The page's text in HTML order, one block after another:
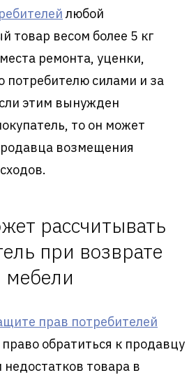
любой
товар весом более 5 кг
ремонта, уценки,
потребителю силами и за
этим вынужден
то он может
возмещения
рассчитывать
при возврате
мебели
прав потребителей
обратиться к продавцу
товара в